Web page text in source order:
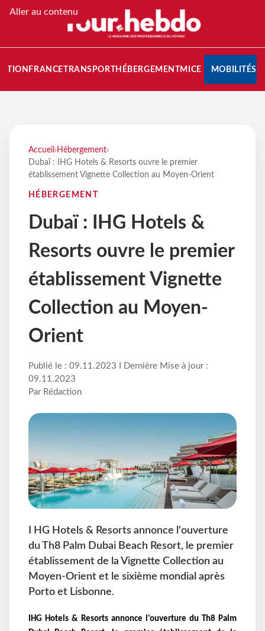
Aller au contenu
FRANCETRANSPORT HÉBERGEMENTMICE MOBILITÉS
Accueil › Hébergement›
Dubaï : IHG Hotels & Resorts ouvre le premier
établissement Vignette Collection au Moyen-Orient
HÉBERGEMENT
Dubaï : IHG Hotels &
Resorts ouvre le premier
établissement Vignette
Collection au Moyen-
Orient
Publié le : 09.11.2023 I Dernière Mise à jour :
09.11.2023
Par Rédaction
I HG Hotels & Resorts annonce l'ouverture
du Th8 Palm Dubai Beach Resort, le premier
établissement de la Vignette Collection au
Moyen-Orient et le sixième mondial après
Porto et Lisbonne.
IHG Hotels & Resorts annonce l'ouverture du Th8 Palm